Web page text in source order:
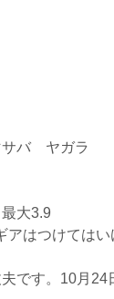
バ ヤガラ
大3.9
アはつけてはい
です。10月